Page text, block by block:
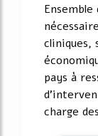
cliniques,
pays à
charge